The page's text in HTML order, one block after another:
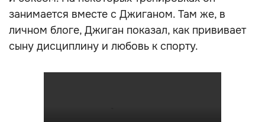
занимается вместе с Джиганом. Там же, в
личном блоге, Джиган показал, как прививает
сыну дисциплину и любовь к спорту.